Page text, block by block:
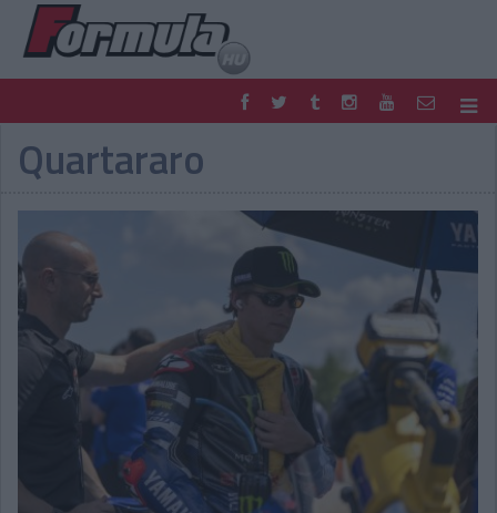
F1
FORMULA
RETRO
EGYÉB
PODCAST
SHOP
LIVE
TIPPJÁTÉK
DIGITÁLIS MAGAZIN
PONTÁLLÁSOK
VERSENYNAPTÁRAK
Quartararo